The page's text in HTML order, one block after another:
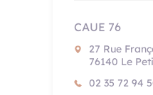
CAUE 76
27 Rue
76140 Le
02 35 72 94